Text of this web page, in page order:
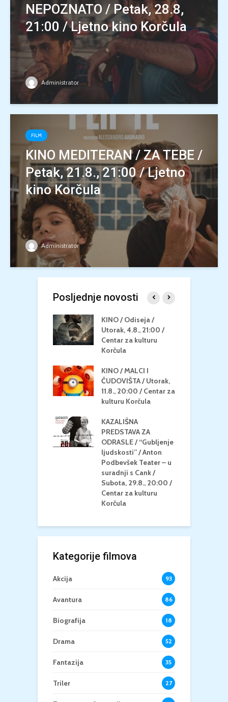
NEPOZNATO / Petak, 28.8,
21:00 / Ljetno kino Korčula
Administrator
FILM
KINO MEDITERAN / ZA TEBE /
Petak, 21.8., 21:00 / Ljetno
kino Korčula
Administrator
Posljednje novosti
KINO / Odiseja /
Utorak, 4.8., 21:00 /
Centar za kulturu
Korčula
KINO / MALCI I
ČUDOVIŠTA / Utorak,
11.8., 20:00 / Centar za
kulturu Korčula
KAZALIŠNA
PREDSTAVA ZA
ODRASLE / “Gubljenje
ljudskosti” / Anton
Podbevšek Teater – u
suradnji s Cank /
Subota, 29.8., 20:00 /
Centar za kulturu
Korčula
Kategorije filmova
Akcija 93
Avantura 86
Biografija 18
Drama 52
Fantazija 35
Triler 27